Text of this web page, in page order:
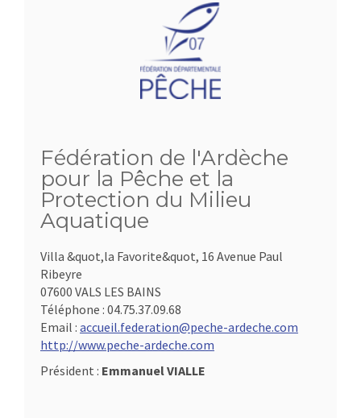
Fédération de l'Ardèche
pour la Pêche et la
Protection du Milieu
Aquatique
Villa &quot,la Favorite&quot, 16 Avenue Paul
Ribeyre
07600 VALS LES BAINS
Téléphone : 04.75.37.09.68
Email : accueil.federation@peche-ardeche.com
http://www.peche-ardeche.com
Président : Emmanuel VIALLE